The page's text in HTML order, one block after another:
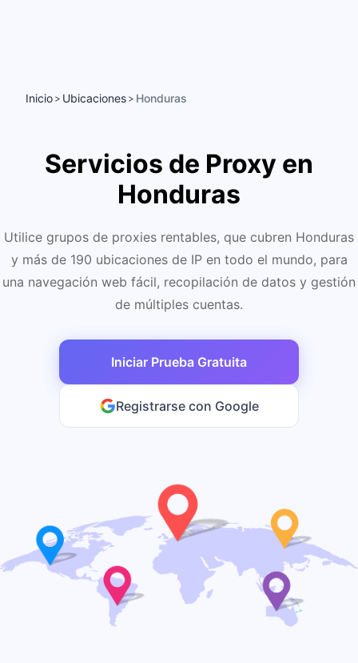
Inicio > Ubicaciones > Honduras
Servicios de Proxy en
Honduras
Utilice grupos de proxies rentables, que cubren Honduras
y más de 190 ubicaciones de IP en todo el mundo, para
una navegación web fácil, recopilación de datos y gestión
de múltiples cuentas.
Iniciar Prueba Gratuita
Registrarse con Google